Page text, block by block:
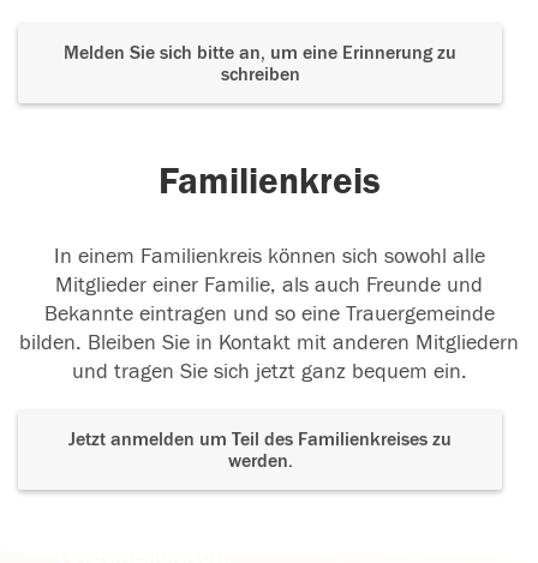
Melden Sie sich bitte an, um eine Erinnerung zu
schreiben
Familienkreis
In einem Familienkreis können sich sowohl alle
Mitglieder einer Familie, als auch Freunde und
Bekannte eintragen und so eine Trauergemeinde
bilden. Bleiben Sie in Kontakt mit anderen Mitgliedern
und tragen Sie sich jetzt ganz bequem ein.
Jetzt anmelden um Teil des Familienkreises zu
werden.